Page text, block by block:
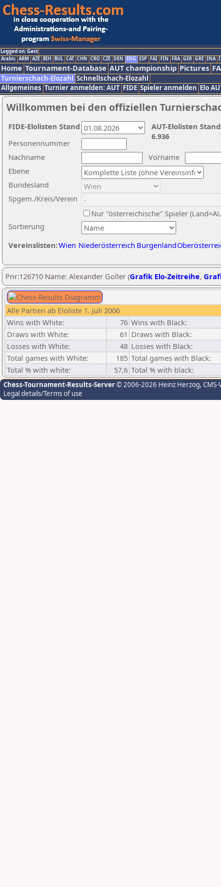
Logged on: Gast
Arabic ARM AZE BIH BUL CAT CHN CRO CZE DEN ENG ESP FAI FIN FRA GER GRE INA
Home Tournament-Database AUT championship Pictures
Turnierschach-Elozahl Schnellschach-Elozahl
Allgemeines Turnier anmelden: AUT FIDE Spieler anmelden Elo
Willkommen bei den offiziellen
Nachname
Vorname
Ebene
Sortierung
Personennummer
Bundesland
Spgem./Kreis/Verein
Nur "österreichische" Spieler
Vereinslisten:Wien Niederösterreich Burgenland
AUT-Elolisten
6.936
FIDE-Elolisten Stand
Pnr:126710 Name: Alexander Goller (Grafik Elo-Zeitreihe,
Alle Partien ab Eloliste 1. Juli 2006
Wins with White:
76 Wins with Black:
Draws with White:
61 Draws with Black:
Losses with White:
48 Losses with Black:
Total games with White:
185 Total games with Black:
Total % with white:
57,6 Total % with black:
Chess-Tournament-Results-Server© 2006-2026 Heinz Herzog,
Legal details/Terms of use